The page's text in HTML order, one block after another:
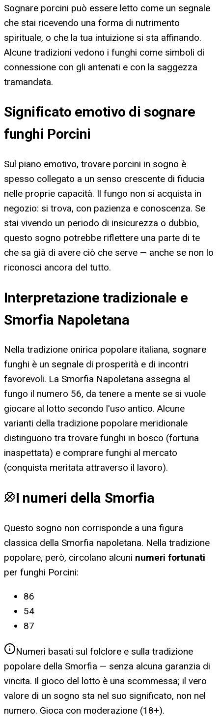
Sognare porcini può essere letto come un segnale
che stai ricevendo una forma di nutrimento
spirituale, o che la tua intuizione si sta affinando.
Alcune tradizioni vedono i funghi come simboli di
connessione con gli antenati e con la saggezza
tramandata.
Significato emotivo di sognare
funghi Porcini
Sul piano emotivo, trovare porcini in sogno è
spesso collegato a un senso crescente di fiducia
nelle proprie capacità. Il fungo non si acquista in
negozio: si trova, con pazienza e conoscenza. Se
stai vivendo un periodo di insicurezza o dubbio,
questo sogno potrebbe riflettere una parte di te
che sa già di avere ciò che serve — anche se non lo
riconosci ancora del tutto.
Interpretazione tradizionale e
Smorfia Napoletana
Nella tradizione onirica popolare italiana, sognare
funghi è un segnale di prosperità e di incontri
favorevoli. La Smorfia Napoletana assegna al
fungo il numero 56, da tenere a mente se si vuole
giocare al lotto secondo l'uso antico. Alcune
varianti della tradizione popolare meridionale
distinguono tra trovare funghi in bosco (fortuna
inaspettata) e comprare funghi al mercato
(conquista meritata attraverso il lavoro).
I numeri della Smorfia
Questo sogno non corrisponde a una figura
classica della Smorfia napoletana. Nella tradizione
popolare, però, circolano alcuni numeri fortunati
per funghi Porcini:
86
54
87
Numeri basati sul folclore e sulla tradizione
popolare della Smorfia — senza alcuna garanzia di
vincita. Il gioco del lotto è una scommessa; il vero
valore di un sogno sta nel suo significato, non nel
numero. Gioca con moderazione (18+).